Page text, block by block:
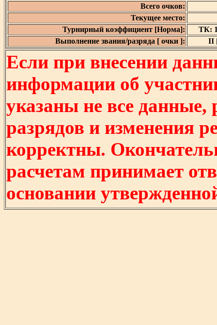
Всего очков:
Текущее место:
Турнирный коэффициент [Норма]:
ТК:
Выполнение звания/разряда [ очки ]:
II
Если при внесении
информации об
указаны не все
разрядов и изменения
корректны.
расчетам принимает
основании